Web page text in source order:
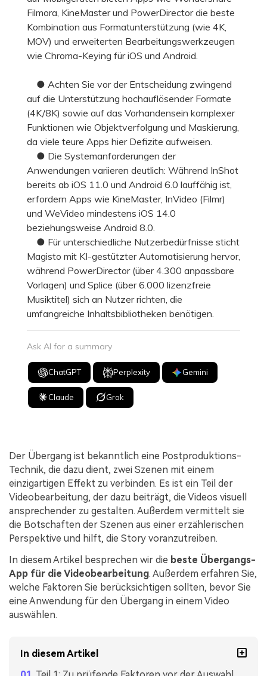
Filmora, KineMaster und PowerDirector die beste
Kombination aus Formatunterstützung (wie 4K,
MOV) und erweiterten Bearbeitungswerkzeugen
wie Chroma-Keying für iOS und Android.
● Achten Sie vor der Entscheidung zwingend
auf die Unterstützung hochauflösender Formate
(4K/8K) sowie auf das Vorhandensein komplexer
Funktionen wie Objektverfolgung und Maskierung,
da viele teure Apps hier Defizite aufweisen.
● Die Systemanforderungen der
Anwendungen variieren deutlich: Während InShot
bereits ab iOS 11.0 und Android 6.0 lauffähig ist,
erfordern Apps wie KineMaster, InVideo (Filmr)
und WeVideo mindestens iOS 14.0
beziehungsweise Android 8.0.
● Für unterschiedliche Nutzerbedürfnisse sticht
Magisto mit KI-gestützter Automatisierung hervor,
während PowerDirector (über 4.300 anpassbare
Vorlagen) und Splice (über 6.000 lizenzfreie
Musiktitel) sich an Nutzer richten, die
umfangreiche Inhaltsbibliotheken benötigen.
Ask AI for a summary
ChatGPT Perplexity Gemini
Claude Grok
Der Übergang ist bekanntlich eine Postproduktions-
Technik, die dazu dient, zwei Szenen mit einem
einzigartigen Effekt zu verbinden. Es ist ein Teil der
Videobearbeitung, der dazu beiträgt, die Videos visuell
ansprechender zu gestalten. Außerdem vermittelt sie
die Botschaften der Szenen aus einer erzählerischen
Perspektive und hilft, die Story voranzutreiben.
In diesem Artikel besprechen wir die beste Übergangs-
App für die Videobearbeitung. Außerdem erfahren Sie,
welche Faktoren Sie berücksichtigen sollten, bevor Sie
eine Anwendung für den Übergang in einem Video
auswählen.
In diesem Artikel